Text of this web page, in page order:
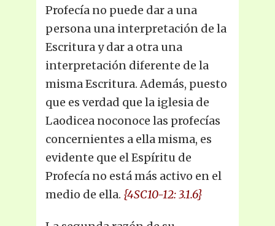
Profecía no puede dar a una
persona una interpretación de la
Escritura y dar a otra una
interpretación diferente de la
misma Escritura. Además, puesto
que es verdad que la iglesia de
Laodicea noconoce las profecías
concernientes a ella misma, es
evidente que el Espíritu de
Profecía no está más activo en el
medio de ella. {4SC10-12: 3.1.6}